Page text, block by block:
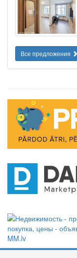
Все предложения